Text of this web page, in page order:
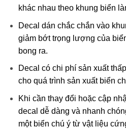
khác nhau theo khung biển
Decal dán chắc chắn vào
giảm bớt trọng lượng của
bong ra.
Decal có chi phí sản xuất
cho quá trình sản xuất biển
Khi cần thay đổi hoặc cập
decal dễ dàng và nhanh
một biển chú ý từ vật liệu